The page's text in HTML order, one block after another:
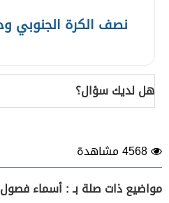
نصف الكرة الجنوبي
هل لديك سؤال؟
مواضيع ذات صلة بـ : أسماء فصول